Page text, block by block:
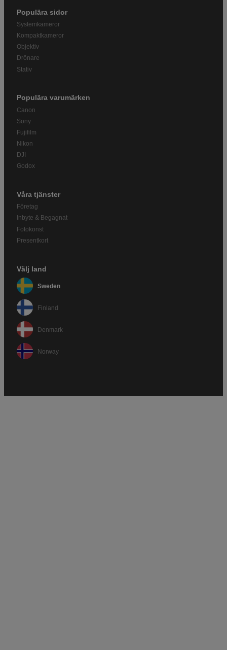
Populära sidor
Systemkameror
Kompaktkameror
Objektiv
Drönare
Stativ
Populära varumärken
Canon
Sony
Fujifilm
Nikon
DJI
Godox
Våra tjänster
Företag
Inbyte & Begagnat
Fotokonst
Presentkort
Välj land
Sweden
Finland
Denmark
Norway